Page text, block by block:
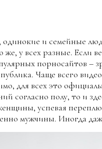
и семейные
у всех разные. Если
порносайтов –
Чаще всего
для всех это
согласно полу, то и
успевая
мужчины. Иногда